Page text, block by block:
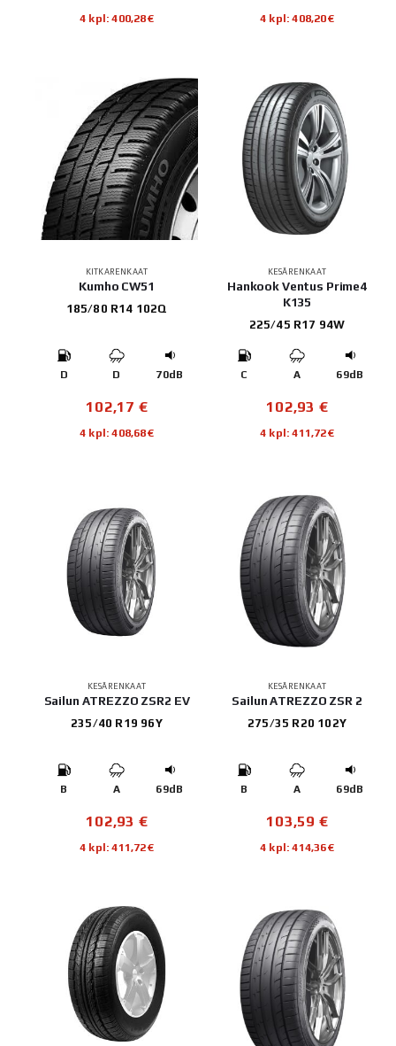
4 kpl: 400,28€ 4 kpl: 408,20€
KITKARENKAAT
Kumho CW51
185/80 R14 102Q
D D 70dB
102,17 €
4 kpl: 408,68€
KESÄRENKAAT
Hankook Ventus Prime4
K135
225/45 R17 94W
C A 69dB
102,93 €
4 kpl: 411,72€
KESÄRENKAAT
Sailun ATREZZO ZSR2 EV
235/40 R19 96Y
B A 69dB
102,93 €
4 kpl: 411,72€
KESÄRENKAAT
Sailun ATREZZO ZSR 2
275/35 R20 102Y
B A 69dB
103,59 €
4 kpl: 414,36€